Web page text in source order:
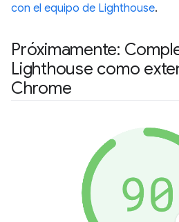
con el equipo de Lighthouse.
Próximamente:
Lighthouse como
Chrome